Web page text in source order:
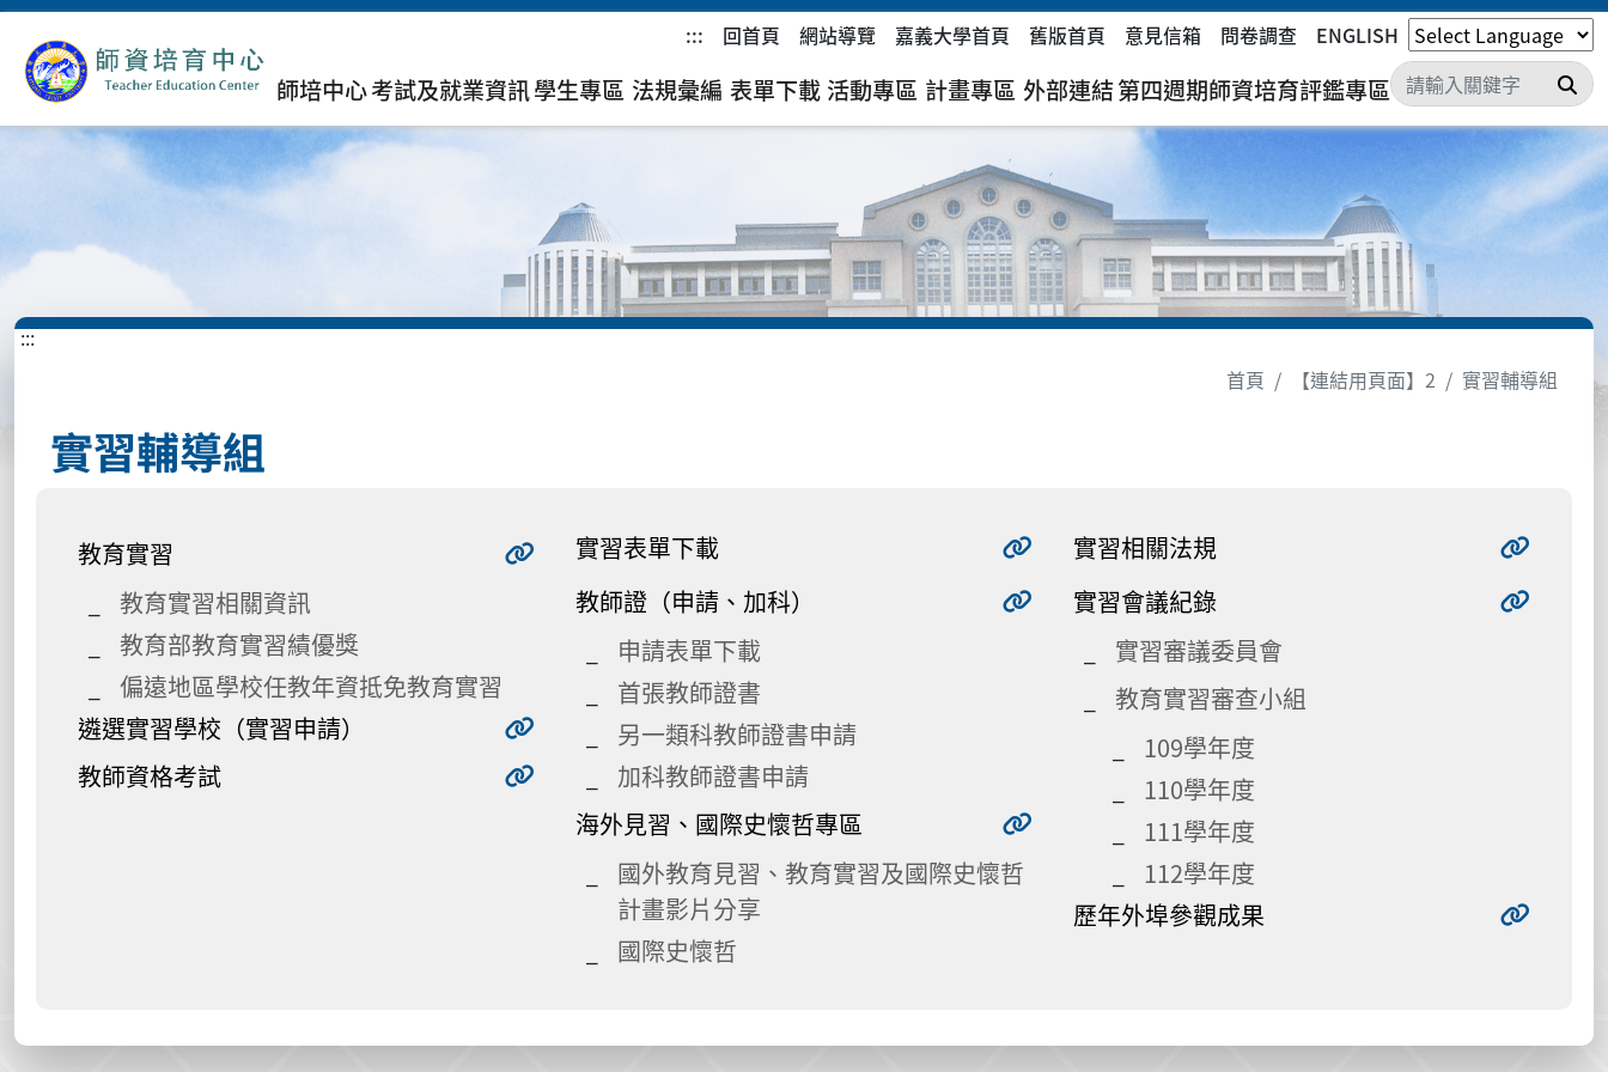
::: 回首頁 網站導覽 嘉義大學首頁 舊版首頁 意見信箱 問卷調查 ENGLISH
師培中心考試及就業資訊學生專區 法規彙編 表單下載 活動專區 計畫專區 外部連結第四週期師資培育評鑑專區 搜
:::
首頁
【連結用頁面】2 實習輔導組
實習輔導組
教育實習
教育實習相關資訊
教育部教育實習績優獎
偏遠地區學校任教年資抵免教育實習
遴選實習學校（實習申請）
教師資格考試
實習表單下載
教師證（申請、加科）
申請表單下載
首張教師證書
另一類科教師證書申請
加科教師證書申請
海外見習、國際史懷哲專區
國外教育見習、教育實習及國際史懷哲
計畫影片分享
國際史懷哲
實習相關法規
實習會議紀錄
實習審議委員會
教育實習審查小組
109學年度
110學年度
111學年度
112學年度
歷年外埠參觀成果